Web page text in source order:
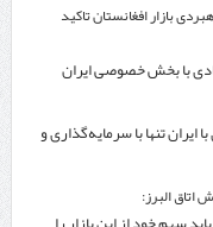
بازار افغانستان تاکید
با بخش خصوصی ایران
میلیارد دلاری با ایران تنها با سرمایه‌گذاری و
اتاق البرز: